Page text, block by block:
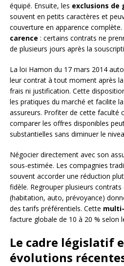
équipé. Ensuite, les exclusions de
souvent en petits caractères et
couverture en apparence complète.
carence : certains contrats ne
de plusieurs jours après la
La loi Hamon du 17 mars 2014
leur contrat à tout moment après
frais ni justification. Cette
les pratiques du marché et facilite
assureurs. Profiter de cette faculté
comparer les offres disponibles
substantielles sans diminuer le
Négocier directement avec son
sous-estimée. Les compagnies
souvent accorder une réduction
fidèle. Regrouper plusieurs
(habitation, auto, prévoyance)
des tarifs préférentiels. Cette
facture globale de 10 à 20 % selon
Le cadre législatif
évolutions